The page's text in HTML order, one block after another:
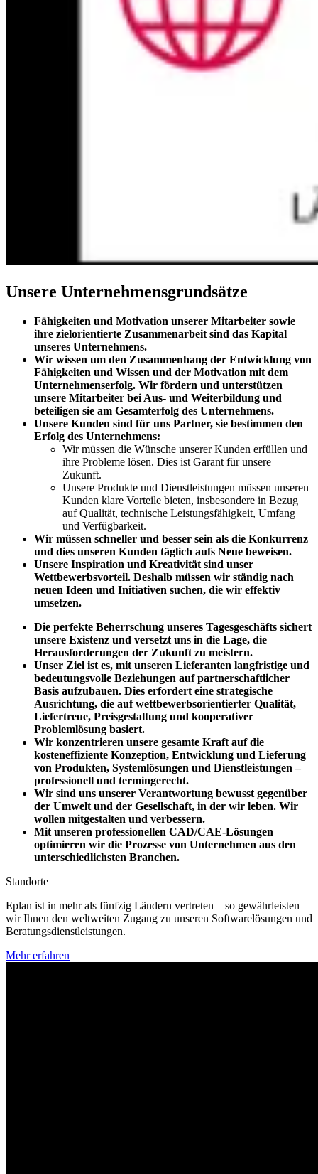
Unsere Unternehmensgrundsätze
Fähigkeiten und Motivation unserer Mitarbeiter sowie
ihre zielorientierte Zusammenarbeit sind das Kapital
unseres Unternehmens.
Wir wissen um den Zusammenhang der Entwicklung von
Fähigkeiten und Wissen und der Motivation mit dem
Unternehmenserfolg. Wir fördern und unterstützen
unsere Mitarbeiter bei Aus- und Weiterbildung und
beteiligen sie am Gesamterfolg des Unternehmens.
Unsere Kunden sind für uns Partner, sie bestimmen den
Erfolg des Unternehmens:
Wir müssen die Wünsche unserer Kunden erfüllen und
ihre Probleme lösen. Dies ist Garant für unsere
Zukunft.
Unsere Produkte und Dienstleistungen müssen unseren
Kunden klare Vorteile bieten, insbesondere in Bezug
auf Qualität, technische Leistungsfähigkeit, Umfang
und Verfügbarkeit.
Wir müssen schneller und besser sein als die Konkurrenz
und dies unseren Kunden täglich aufs Neue beweisen.
Unsere Inspiration und Kreativität sind unser
Wettbewerbsvorteil. Deshalb müssen wir ständig nach
neuen Ideen und Initiativen suchen, die wir effektiv
umsetzen.
Die perfekte Beherrschung unseres Tagesgeschäfts sichert
unsere Existenz und versetzt uns in die Lage, die
Herausforderungen der Zukunft zu meistern.
Unser Ziel ist es, mit unseren Lieferanten langfristige und
bedeutungsvolle Beziehungen auf partnerschaftlicher
Basis aufzubauen. Dies erfordert eine strategische
Ausrichtung, die auf wettbewerbsorientierter Qualität,
Liefertreue, Preisgestaltung und kooperativer
Problemlösung basiert.
Wir konzentrieren unsere gesamte Kraft auf die
kosteneffiziente Konzeption, Entwicklung und Lieferung
von Produkten, Systemlösungen und Dienstleistungen –
professionell und termingerecht.
Wir sind uns unserer Verantwortung bewusst gegenüber
der Umwelt und der Gesellschaft, in der wir leben. Wir
wollen mitgestalten und verbessern.
Mit unseren professionellen CAD/CAE-Lösungen
optimieren wir die Prozesse von Unternehmen aus den
unterschiedlichsten Branchen.
Standorte
Eplan ist in mehr als fünfzig Ländern vertreten – so gewährleisten
wir Ihnen den weltweiten Zugang zu unseren Softwarelösungen und
Beratungsdienstleistungen.
Mehr erfahren